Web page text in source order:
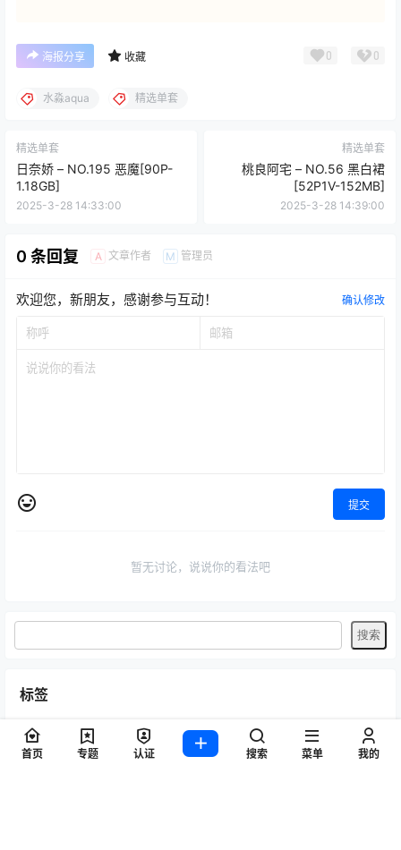
海报分享 收藏 0 0
水淼aqua 精选单套
精选单套
日奈娇 – NO.195 恶魔[90P-
1.18GB]
2025-3-28 14:33:00
精选单套
桃良阿宅 – NO.56 黑白裙
[52P1V-152MB]
2025-3-28 14:39:00
0 条回复 A 文章作者 M 管理员
欢迎您，新朋友，感谢参与互动！ 确认修改
提交
暂无讨论，说说你的看法吧
标签
Byoru LRXX Natsuko夏夏子 rioko凉凉子 Umeko J
yiko湿润兔
yuuhui玉汇 ZinieQ 丽柜 咬一口兔娘
唐安琪
首页 专题 认证 搜索 菜单 我的